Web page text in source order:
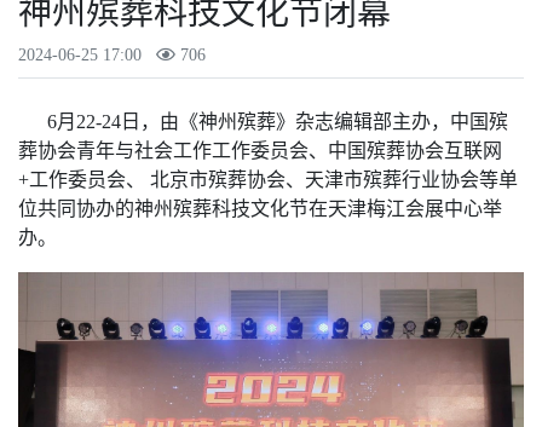
神州殡葬科技文化节闭幕
2024-06-25 17:00 706
6月22-24日，由《神州殡葬》杂志编辑部主办，中国殡
葬协会青年与社会工作工作委员会、中国殡葬协会互联网
+工作委员会、 北京市殡葬协会、天津市殡葬行业协会等单
位共同协办的神州殡葬科技文化节在天津梅江会展中心举
办。